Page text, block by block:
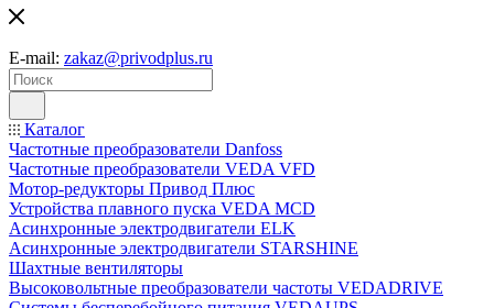
E-mail: zakaz@privodplus.ru
Каталог
Частотные преобразователи Danfoss
Частотные преобразователи VEDA VFD
Мотор-редукторы Привод Плюс
Устройства плавного пуска VEDA MCD
Асинхронные электродвигатели ELK
Асинхронные электродвигатели STARSHINE
Шахтные вентиляторы
Высоковольтные преобразователи частоты VEDADRIVE